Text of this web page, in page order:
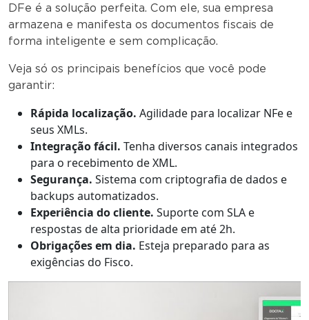
DFe é a solução perfeita. Com ele, sua empresa
armazena e manifesta os documentos fiscais de
forma inteligente e sem complicação.
Veja só os principais benefícios que você pode
garantir:
Rápida localização. Agilidade para localizar NFe e
seus XMLs.
Integração fácil. Tenha diversos canais integrados
para o recebimento de XML.
Segurança. Sistema com criptografia de dados e
backups automatizados.
Experiência do cliente. Suporte com SLA e
respostas de alta prioridade em até 2h.
Obrigações em dia. Esteja preparado para as
exigências do Fisco.